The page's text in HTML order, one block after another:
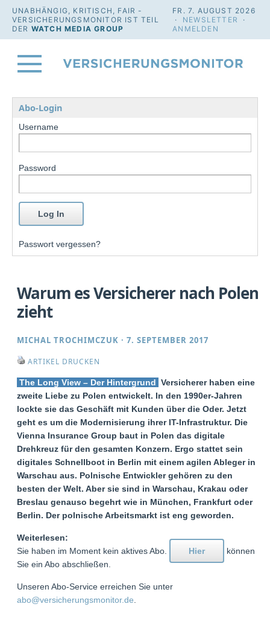
UNABHÄNGIG, KRITISCH, FAIR -
VERSICHERUNGSMONITOR IST TEIL
DER WATCH MEDIA GROUP
FR. 7. AUGUST 2026
· NEWSLETTER
·
ANMELDEN
Abo-Login
Username
Password
Passwort vergessen?
Warum es Versicherer nach Polen
zieht
MICHAL TROCHIMCZUK ·7. SEPTEMBER 2017
ARTIKEL DRUCKEN
The Long View – Der Hintergrund Versicherer haben eine
zweite Liebe zu Polen entwickelt. In den 1990er-Jahren
lockte sie das Geschäft mit Kunden über die Oder. Jetzt
geht es um die Modernisierung ihrer IT-Infrastruktur. Die
Vienna Insurance Group baut in Polen das digitale
Drehkreuz für den gesamten Konzern. Ergo stattet sein
digitales Schnellboot in Berlin mit einem agilen Ableger in
Warschau aus. Polnische Entwickler gehören zu den
besten der Welt. Aber sie sind in Warschau, Krakau oder
Breslau genauso begehrt wie in München, Frankfurt oder
Berlin. Der polnische Arbeitsmarkt ist eng geworden.
Weiterlesen:
Sie haben im Moment kein aktives Abo.
Hier
können
Sie ein Abo abschließen.
Unseren Abo-Service erreichen Sie unter
abo@versicherungsmonitor.de